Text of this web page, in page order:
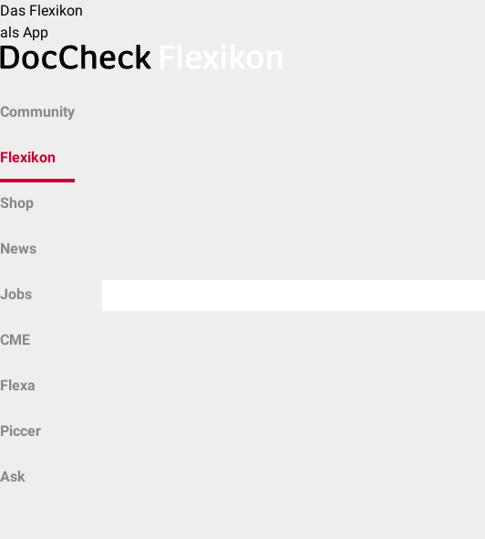
Das Flexikon
als App
Community
Flexikon
Shop
News
Jobs
CME
Flexa
Piccer
Ask